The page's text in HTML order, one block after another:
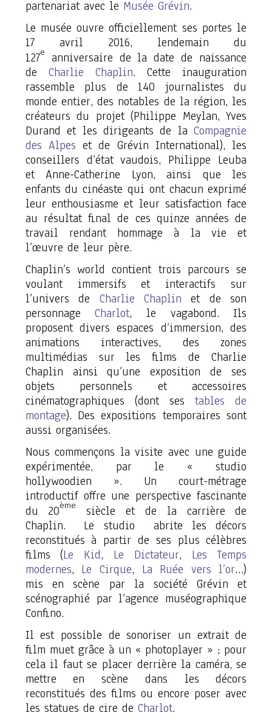
partenariat avec le Musée Grévin.
Le musée ouvre officiellement ses portes le
17 avril 2016, lendemain du
127e
anniversaire de la date de naissance
de Charlie Chaplin. Cette inauguration
rassemble plus de 140 journalistes du
monde entier, des notables de la région, les
créateurs du projet (Philippe Meylan, Yves
Durand et les dirigeants de laCompagnie
des Alpes et de Grévin International), les
conseillers d’état vaudois, Philippe Leuba
et Anne-Catherine Lyon, ainsi que les
enfants du cinéaste qui ont chacun exprimé
leur enthousiasme et leur satisfaction face
au résultat final de ces quinze années de
travail rendant hommage à la vie et
l’œuvre de leur père.
Chaplin’s world contient trois parcours se
voulant immersifs et interactifs sur
l’univers de Charlie Chaplin et de son
personnageCharlot, le vagabond. Ils
proposent divers espaces d’immersion, des
animations interactives, des zones
multimédias sur les films de Charlie
Chaplin ainsi qu’une exposition de ses
objets personnels et accessoires
cinématographiques (dont sestables de
montage). Des expositions temporaires sont
aussi organisées.
Nous commençons la visite avec une guide
expérimentée, par le « studio
hollywoodien ». Un court-métrage
introductif offre une perspective fascinante
du 20ème
siècle et de la carrière de
Chaplin. Le studio abrite les décors
reconstitués à partir de ses plus célèbres
films (Le Kid, Le Dictateur, Les Temps
modernes, Le Cirque, La Ruée vers l’or…)
mis en scène par la société Grévin et
scénographié par l’agence muséographique
Confino.
Il est possible de sonoriser un extrait de
film muet grâce à un « photoplayer » ; pour
cela il faut se placer derrière la caméra, se
mettre en scène dans les décors
reconstitués des films ou encore poser avec
les statues de cire de Charlot.